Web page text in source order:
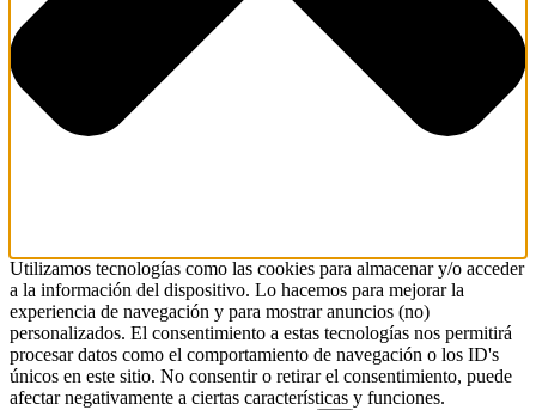
Utilizamos tecnologías como las cookies para almacenar y/o acceder
a la información del dispositivo. Lo hacemos para mejorar la
experiencia de navegación y para mostrar anuncios (no)
personalizados. El consentimiento a estas tecnologías nos permitirá
procesar datos como el comportamiento de navegación o los ID's
únicos en este sitio. No consentir o retirar el consentimiento, puede
afectar negativamente a ciertas características y funciones.